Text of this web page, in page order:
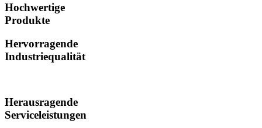
Hochwertige
Produkte
Hervorragende
Industriequalität
Herausragende
Serviceleistungen